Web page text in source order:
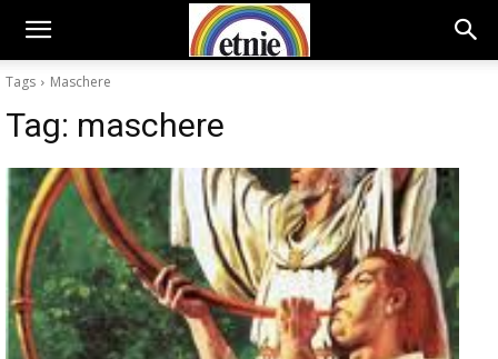
Tags Maschere
Tag: maschere